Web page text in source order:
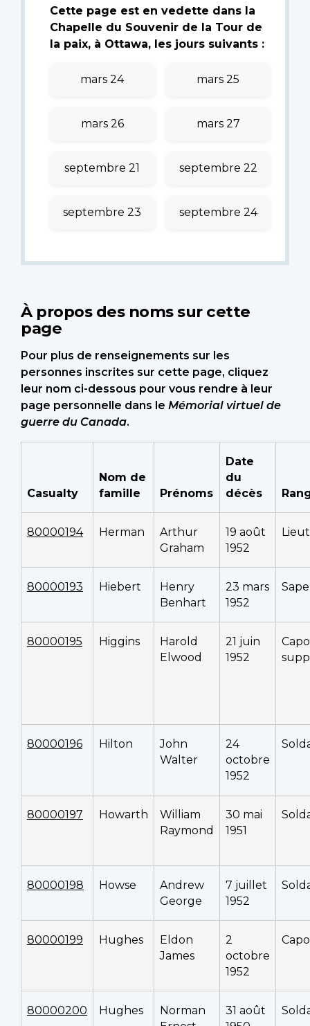
Cette page est en vedette dans la
Chapelle du Souvenir de la Tour de
la paix, à Ottawa, les jours suivants :
mars 24 mars 25
mars 26 mars 27
septembre 21 septembre 22
septembre 23 septembre 24
À propos des noms sur cette
page
Pour plus de renseignements sur les
personnes inscrites sur cette page, cliquez
leur nom ci-dessous pour vous rendre à leur
page personnelle dans le Mémorial virtuel de
guerre du Canada.
Casualty
Nom de
famille
Prénoms
Date
du
décès
80000194 Herman
Arthur
Graham
19 août
1952
80000193 Hiebert
Henry
Benhart
23 mars
1952
80000195 Higgins
Harold
Elwood
21 juin
1952
80000196 Hilton
John
Walter
24
octobre
1952
80000197 Howarth
William
Raymond
30 mai
1951
80000198 Howse
Andrew
George
7 juillet
1952
80000199 Hughes
Eldon
James
2
octobre
1952
80000200 Hughes
Norman
31 août